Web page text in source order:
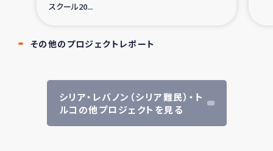
スクール20...
その他のプロジェクトレポート
シリア・レバノン（シリア難民）・ト
ルコの他プロジェクトを見る